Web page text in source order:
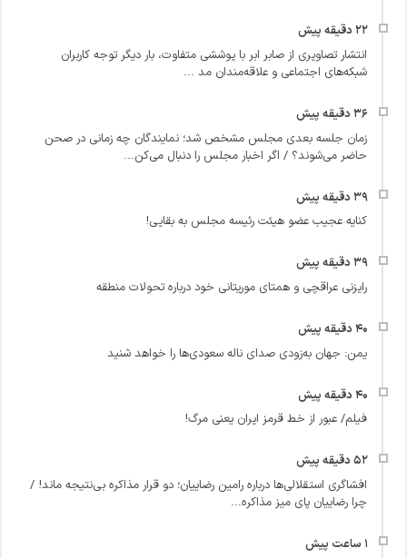
انتشار تصاویری از صابر ابر با پوششی متفاوت، بار دیگر توجه کاربران
شبکه‌های اجتماعی و علاقه‌مندان مد ...
زمان جلسه بعدی مجلس مشخص شد؛ نمایندگان چه زمانی در صحن
حاضر می‌شوند؟ / اگر اخبار مجلس را دنبال می‌کن...
کنایه عجیب عضو هیئت رئیسه مجلس به بقایی!
رایزنی عراقچی و همتای موریتانی خود درباره تحولات منطقه
یمن: جهان به‌زودی صدای ناله سعودی‌ها را خواهد شنید
فیلم/ عبور از خط قرمز ایران یعنی مرگ!
افشاگری استقلالی‌ها درباره رامین رضاییان؛ دو قرار مذاکره بی‌نتیجه ماند! /
چرا رضاییان پای میز مذاکره...